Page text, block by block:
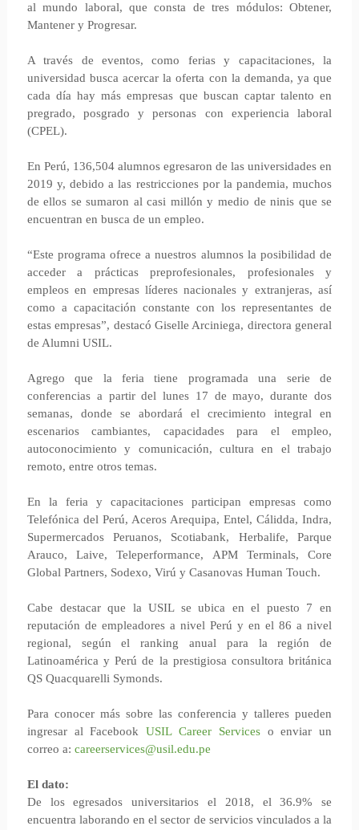
al mundo laboral, que consta de tres módulos: Obtener,
Mantener y Progresar.
A través de eventos, como ferias y capacitaciones, la
universidad busca acercar la oferta con la demanda, ya que
cada día hay más empresas que buscan captar talento en
pregrado, posgrado y personas con experiencia laboral
(CPEL).
En Perú, 136,504 alumnos egresaron de las universidades en
2019 y, debido a las restricciones por la pandemia, muchos
de ellos se sumaron al casi millón y medio de ninis que se
encuentran en busca de un empleo.
“Este programa ofrece a nuestros alumnos la posibilidad de
acceder a prácticas preprofesionales, profesionales y
empleos en empresas líderes nacionales y extranjeras, así
como a capacitación constante con los representantes de
estas empresas”, destacó Giselle Arciniega, directora general
de Alumni USIL.
Agrego que la feria tiene programada una serie de
conferencias a partir del lunes 17 de mayo, durante dos
semanas, donde se abordará el crecimiento integral en
escenarios cambiantes, capacidades para el empleo,
autoconocimiento y comunicación, cultura en el trabajo
remoto, entre otros temas.
En la feria y capacitaciones participan empresas como
Telefónica del Perú, Aceros Arequipa, Entel, Cálidda, Indra,
Supermercados Peruanos, Scotiabank, Herbalife, Parque
Arauco, Laive, Teleperformance, APM Terminals, Core
Global Partners, Sodexo, Virú y Casanovas Human Touch.
Cabe destacar que la USIL se ubica en el puesto 7 en
reputación de empleadores a nivel Perú y en el 86 a nivel
regional, según el ranking anual para la región de
Latinoamérica y Perú de la prestigiosa consultora británica
QS Quacquarelli Symonds.
Para conocer más sobre las conferencia y talleres pueden
ingresar al FacebookUSIL Career Serviceso enviar un
correo a: careerservices@usil.edu.pe
El dato:
De los egresados universitarios el 2018, el 36.9% se
encuentra laborando en el sector de servicios vinculados a la